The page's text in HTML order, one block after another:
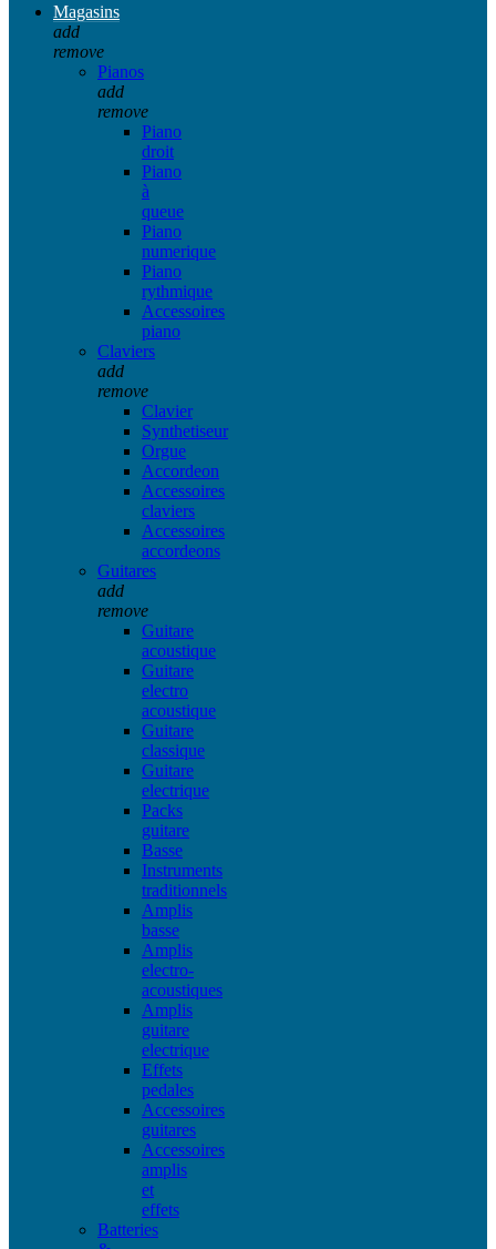
Magasins
add
remove
Pianos
add
remove
Piano
droit
Piano
à
queue
Piano
numerique
Piano
rythmique
Accessoires
piano
Claviers
add
remove
Clavier
Synthetiseur
Orgue
Accordeon
Accessoires
claviers
Accessoires
accordeons
Guitares
add
remove
Guitare
acoustique
Guitare
electro
acoustique
Guitare
classique
Guitare
electrique
Packs
guitare
Basse
Instruments
traditionnels
Amplis
basse
Amplis
electro-
acoustiques
Amplis
guitare
electrique
Effets
pedales
Accessoires
guitares
Accessoires
amplis
et
effets
Batteries